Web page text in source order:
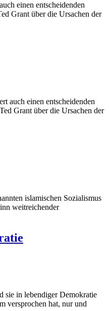
einen entscheidenden
Grant über die Ursachen der
auch einen entscheidenden
Grant über die Ursachen der
islamischen Sozialismus
weitreichender
sie in lebendiger Demokratie
versprochen hat, nur und